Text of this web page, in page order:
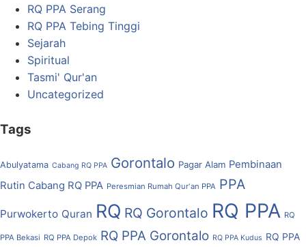
RQ PPA Serang
RQ PPA Tebing Tinggi
Sejarah
Spiritual
Tasmi' Qur'an
Uncategorized
Tags
Abulyatama Cabang RQ PPA Gorontalo Pagar Alam Pembinaan
Rutin Cabang RQ PPA Peresmian Rumah Qur'an PPA PPA
Purwokerto Quran RQ RQ Gorontalo RQ PPA RQ
PPA Bekasi RQ PPA Depok RQ PPA Gorontalo RQ PPA Kudus RQ PPA